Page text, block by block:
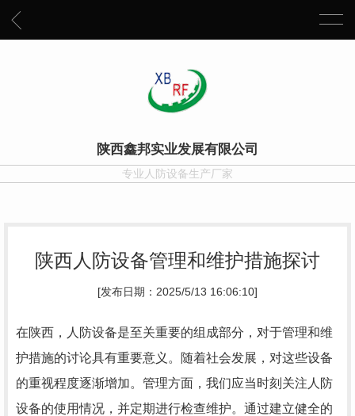
陕西鑫邦实业发展有限公司
专业人防设备生产厂家
陕西人防设备管理和维护措施探讨
[发布日期：2025/5/13 16:06:10]
在陕西，人防设备是至关重要的组成部分，对于管理和维
护措施的讨论具有重要意义。随着社会发展，对这些设备
的重视程度逐渐增加。管理方面，我们应当时刻关注人防
设备的使用情况，并定期进行检查维护。通过建立健全的